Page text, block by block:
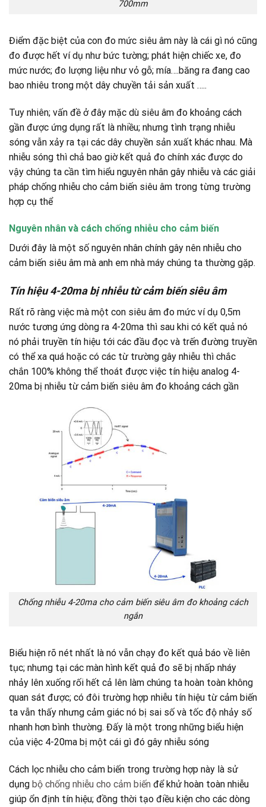
700mm
Điểm đặc biệt của con đo mức siêu âm này là cái gì nó cũng
đo được hết ví dụ như bức tường; phát hiện chiếc xe, đo
mức nước; đo lượng liệu như vỏ gỗ; mía….băng ra đang cao
bao nhiêu trong một dây chuyền tải sản xuất …..
Tuy nhiên; vấn đề ở đây mặc dù siêu âm đo khoảng cách
gần được ứng dụng rất là nhiều; nhưng tình trạng nhiễu
sóng vẫn xảy ra tại các dây chuyền sản xuất khác nhau. Mà
nhiễu sóng thì chả bao giờ kết quả đo chính xác được do
vậy chúng ta cần tìm hiểu nguyên nhân gây nhiễu và các giải
pháp chống nhiễu cho cảm biến siêu âm trong từng trường
hợp cụ thể
Nguyên nhân và cách chống nhiễu cho cảm biến
Dưới đây là một số nguyên nhân chính gây nên nhiễu cho
cảm biến siêu âm mà anh em nhà máy chúng ta thường gặp.
Tín hiệu 4-20ma bị nhiễu từ cảm biến siêu âm
Rất rõ ràng việc mà một con siêu âm đo mức ví dụ 0,5m
nước tương ứng dòng ra 4-20ma thì sau khi có kết quả nó
nó phải truyền tín hiệu tới các đầu đọc và trến đường truyền
có thể xa quá hoặc có các từ trường gây nhiễu thì chắc
chắn 100% không thể thoát được việc tín hiệu analog 4-
20ma bị nhiễu từ cảm biến siêu âm đo khoảng cách gần
Chống nhiễu 4-20ma cho cảm biến siêu âm đo khoảng cách
ngắn
Biểu hiện rõ nét nhất là nó vẫn chạy đo kết quả báo về liên
tục; nhưng tại các màn hình kết quả đo sẽ bị nhấp nháy
nhảy lên xuống rối hết cả lên làm chúng ta hoàn toàn không
quan sát được; có đôi trường hợp nhiễu tín hiệu từ cảm biến
ta vẫn thấy nhưng cảm giác nó bị sai số và tốc độ nhảy số
nhanh hơn bình thường. Đấy là một trong những biểu hiện
của việc 4-20ma bị một cái gì đó gây nhiễu sóng
Cách lọc nhiễu cho cảm biến trong trường hợp này là sử
dụng bộ chống nhiễu cho cảm biến để khử hoàn toàn nhiễu
giúp ổn định tín hiệu; đồng thời tạo điều kiện cho các dòng